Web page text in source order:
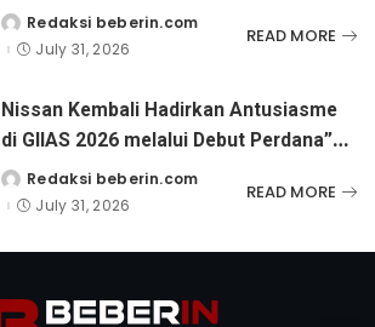
dengan Performa Turbo dan Fitur
Lengkap untuk Mobilitas Harian.
Posted
by
Redaksi beberin.com
July 31, 2026
READ MORE
Nissan Kembali Hadirkan Antusiasme
di GIIAS 2026 melalui Debut Perdana”
Fairlady Z di Indonesia”
Posted
by
Redaksi beberin.com
July 31, 2026
READ MORE